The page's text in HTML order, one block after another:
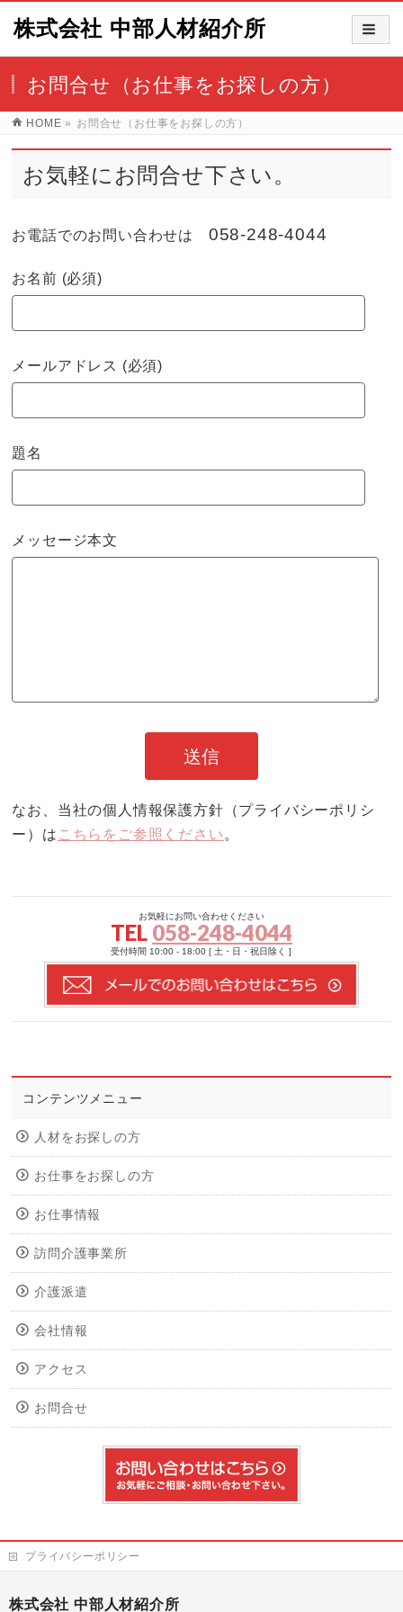
株式会社 中部人材紹介所
お問合せ（お仕事をお探しの方）
HOME » お問合せ（お仕事をお探しの方）
お気軽にお問合せ下さい。
お電話でのお問い合わせは 058-248-4044
お名前 (必須)
メールアドレス (必須)
題名
メッセージ本文
なお、当社の個人情報保護方針（プライバシーポリシ
ー）は こちらをご参照ください 。
お気軽にお問い合わせください
TEL 058-248-4044
受付時間 10:00 - 18:00 [ 土・日・祝日除く ]
コンテンツメニュー
人材をお探しの方
お仕事をお探しの方
お仕事情報
訪問介護事業所
介護派遣
会社情報
アクセス
お問合せ
プライバシーポリシー
株式会社 中部人材紹介所